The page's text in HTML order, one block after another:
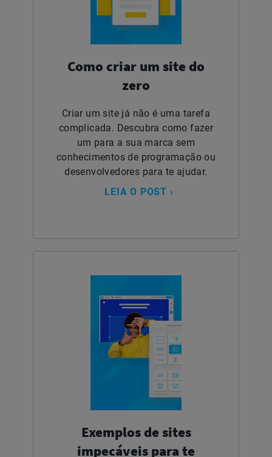
Como criar um site do
zero
Criar um site já não é uma tarefa
complicada. Descubra como fazer
um para a sua marca sem
conhecimentos de programação ou
desenvolvedores para te ajudar.
LEIA O POST ›
Exemplos de sites
impecáveis para te